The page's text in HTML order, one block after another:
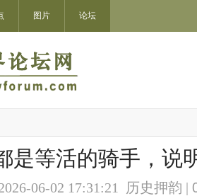
图片 论坛
是等活的骑手，说
06-02 17:31:21 历史押韵 |